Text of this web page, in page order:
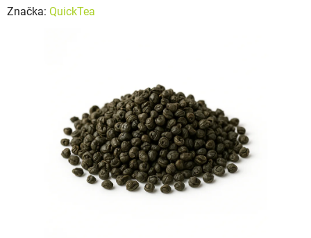
hodnocení
Značka: QuickTea